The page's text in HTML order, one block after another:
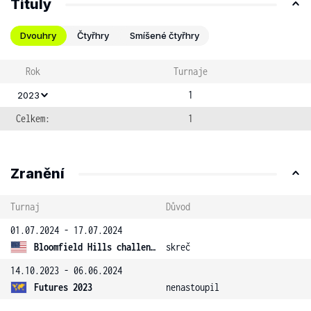
Tituly
Dvouhry Čtyřhry Smíšené čtyřhry
Rok Turnaje
2023
1
Celkem:
1
Zranění
Turnaj
Důvod
01.07.2024 - 17.07.2024
Bloomfield Hills challenger
skreč
14.10.2023 - 06.06.2024
Futures 2023
nenastoupil